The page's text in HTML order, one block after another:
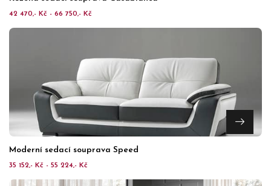
42 470,- Kč - 66 750,- Kč
Moderní sedací souprava Speed
35 152,- Kč - 55 224,- Kč